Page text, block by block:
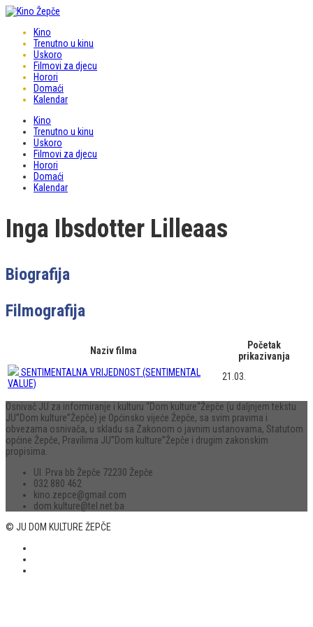
Kino
Trenutno u kinu
Uskoro
Filmovi za djecu
Horori
Domaći
Kalendar
Kino
Trenutno u kinu
Uskoro
Filmovi za djecu
Horori
Domaći
Kalendar
Inga Ibsdotter Lilleaas
Biografija
Filmografija
Naziv filma
Početak
prikazivanja
SENTIMENTALNA VRIJEDNOST (SENTIMENTAL
VALUE)
21.03.
Osnivač JU za informiranje i kulturu “Dom kulture“Žepče (u daljnjem tekstu
JU”Dom kulture”Žepče) je Općinsko vijeće Žepče, sa svim pravima i
obvezama osnivača, u skladu sa Zakonom o javnim ustanovama, Statutom
općine Žepče, Pravilima JU”Dom kulture”Žepče i drugim zakonskim
propisima.
Ul. Prva bb Žepče 72230 Žepče
032 880 462
kino.zepce@gmail.com
dom.kulture@tel.net.ba
© JU DOM KULTURE ŽEPČE